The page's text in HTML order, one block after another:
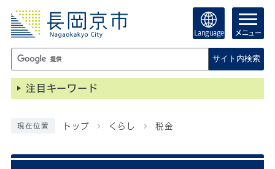
Language メニュー
サイト内検索
注目キーワード
現在位置 トップ くらし 税金